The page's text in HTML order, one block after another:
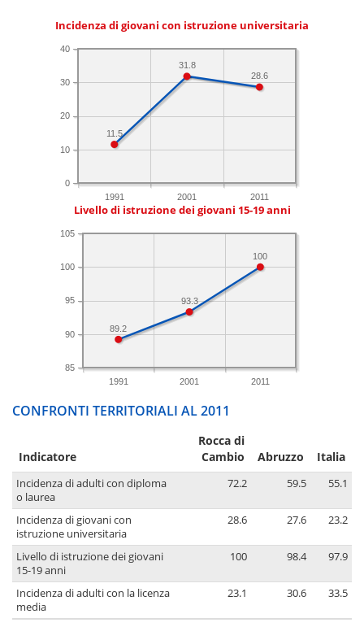
Incidenza di giovani con istruzione universitaria
1991 2001 2011
0
10
20
30
40
28.6
31.8
11.5
Livello di istruzione dei giovani 15-19 anni
1991 2001 2011
85
90
95
100
105
100
93.3
89.2
CONFRONTI TERRITORIALI AL 2011
Indicatore
Rocca di
Cambio
Abruzzo Italia
Incidenza di adulti con diploma
o laurea
72.2 59.5 55.1
Incidenza di giovani con
istruzione universitaria
28.6 27.6 23.2
Livello di istruzione dei giovani
15-19 anni
100 98.4 97.9
Incidenza di adulti con la licenza
media
23.1 30.6 33.5